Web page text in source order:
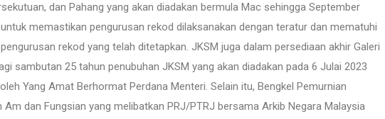
dan Pahang yang akan diadakan bermula Mac sehingga September
memastikan pengurusan rekod dilaksanakan dengan teratur dan mematuhi
rekod yang telah ditetapkan. JKSM juga dalam persediaan akhir Galeri
sambutan 25 tahun penubuhan JKSM yang akan diadakan pada 6 Julai 2023
Yang Amat Berhormat Perdana Menteri. Selain itu, Bengkel Pemurnian
Am dan Fungsian yang melibatkan PRJ/PTRJ bersama Arkib Negara Malaysia